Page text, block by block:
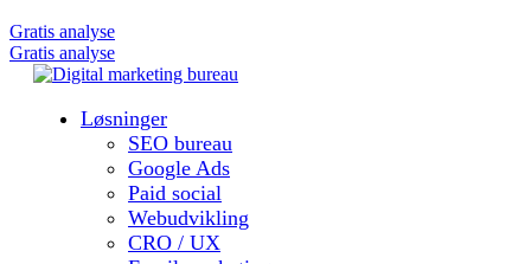
Gratis analyse
Gratis analyse
Løsninger
SEO bureau
Google Ads
Paid social
Webudvikling
CRO / UX